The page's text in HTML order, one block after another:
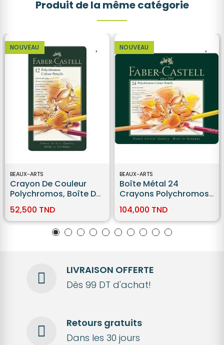
Produit de la même catégorie
NOUVEAU
BEAUX-ARTS
Crayon De Couleur
Polychromos, Boîte De
52,500 TND
NOUVEAU
BEAUX-ARTS
Boîte Métal 24
Crayons Polychromos
104,000 TND
LIVRAISON OFFERTE
Dès 99 DT d'achat!
Retours gratuits
Dans les 30 jours